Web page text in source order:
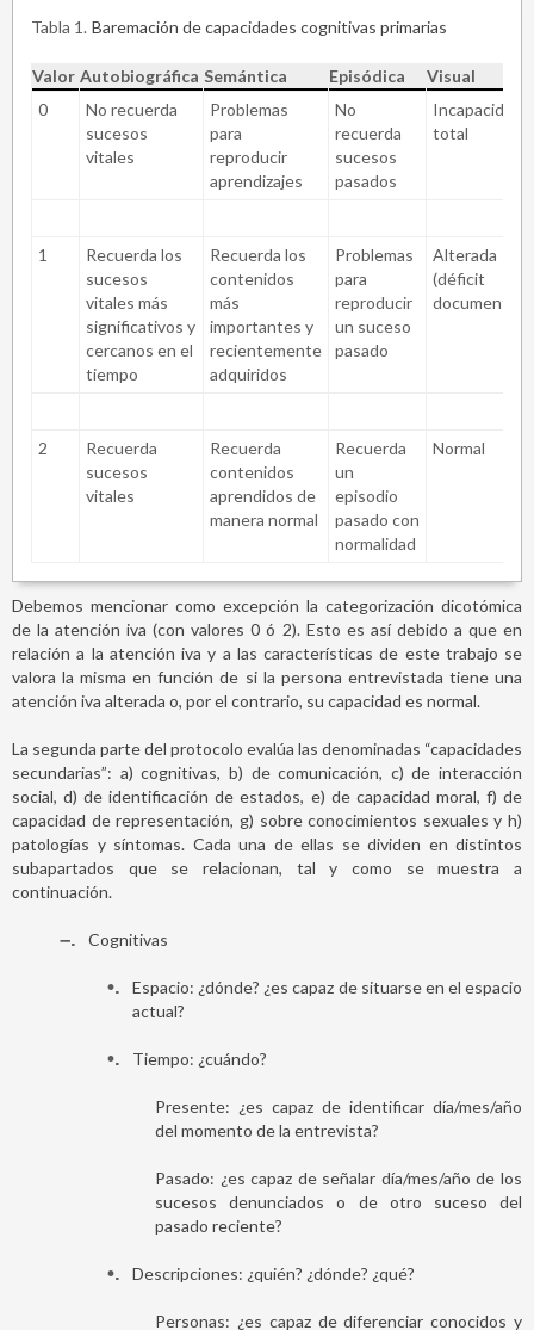
Tabla 1 Baremación de capacidades cognitivas primarias
Valor Autobiográfica Semántica Episódica
Visual
0
No recuerda
sucesos
vitales
Problemas
para
reproducir
aprendizajes
No
recuerda
sucesos
pasados
Incapacidad
total
1
Recuerda los
sucesos
vitales más
significativos y
cercanos en el
tiempo
Recuerda los
contenidos
más
importantes y
recientemente
adquiridos
Problemas
para
reproducir
un suceso
pasado
Alterada
(déficit
2
Recuerda
sucesos
vitales
Recuerda
contenidos
aprendidos de
manera normal
Recuerda
un
episodio
pasado con
normalidad
Normal
Debemos mencionar como excepción la categorización dicotómica
de la atención iva (con valores 0 ó 2). Esto es así debido a que en
relación a la atención iva y a las características de este trabajo se
valora la misma en función de si la persona entrevistada tiene una
atención iva alterada o, por el contrario, su capacidad es normal.
La segunda parte del protocolo evalúa las denominadas “capacidades
secundarias”: a) cognitivas, b) de comunicación, c) de interacción
social, d) de identificación de estados, e) de capacidad moral, f) de
capacidad de representación, g) sobre conocimientos sexuales y h)
patologías y síntomas. Cada una de ellas se dividen en distintos
subapartados que se relacionan, tal y como se muestra a
continuación.
– Cognitivas
•
Espacio: ¿dónde? ¿es capaz de situarse en el espacio
actual?
• Tiempo: ¿cuándo?
Presente: ¿es capaz de identificar día/mes/año
del momento de la entrevista?
Pasado: ¿es capaz de señalar día/mes/año de los
sucesos denunciados o de otro suceso del
pasado reciente?
• Descripciones: ¿quién? ¿dónde? ¿qué?
Personas: ¿es capaz de diferenciar conocidos y